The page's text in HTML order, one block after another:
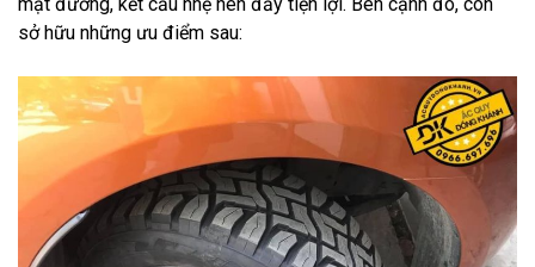
sở hữu những ưu điểm sau: